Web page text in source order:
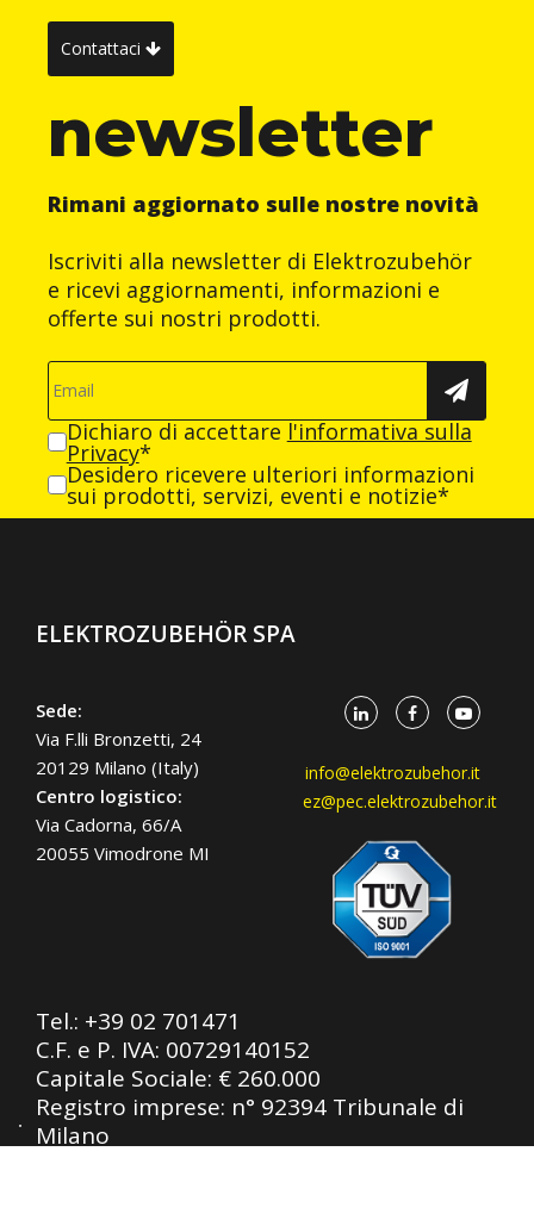
Contattaci
newsletter
Rimani aggiornato sulle nostre novità
Iscriviti alla newsletter di Elektrozubehör
e ricevi aggiornamenti, informazioni e
offerte sui nostri prodotti.
Dichiaro di accettare l'informativa sulla
Privacy*
Desidero ricevere ulteriori informazioni
sui prodotti, servizi, eventi e notizie*
ELEKTROZUBEHÖR SPA
Sede:
Via F.lli Bronzetti, 24
20129 Milano (Italy)
Centro logistico:
Via Cadorna, 66/A
20055 Vimodrone MI
info@elektrozubehor.it
ez@pec.elektrozubehor.it
Tel.: +39 02 701471
C.F. e P. IVA: 00729140152
Capitale Sociale: € 260.000
Registro imprese: n° 92394 Tribunale di
Milano